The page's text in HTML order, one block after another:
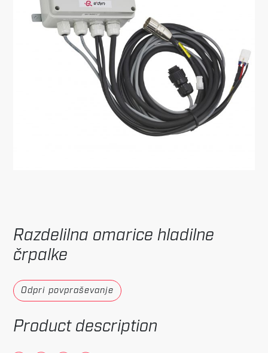
Razdelilna omarice hladilne
črpalke
Odpri povpraševanje
Product description